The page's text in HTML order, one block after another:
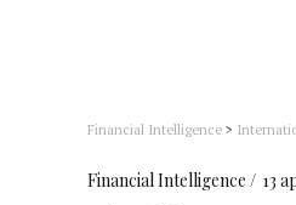
Financial Intelligence >
Financial Intelligence 13